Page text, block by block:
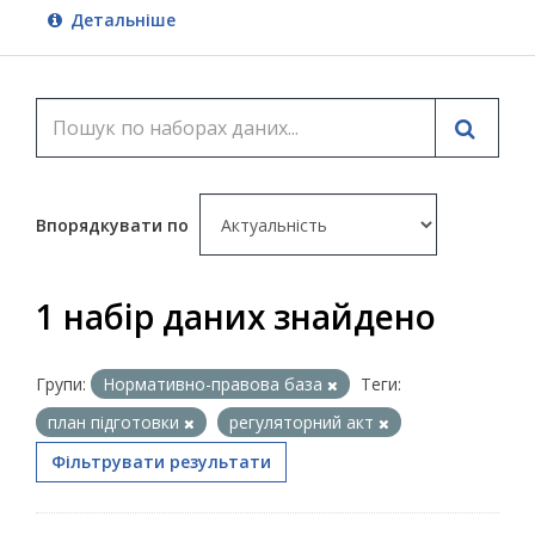
Детальніше
Впорядкувати по
1 набір даних знайдено
Групи: Нормативно-правова база
Теги:
план підготовки
регуляторний акт
Фільтрувати результати